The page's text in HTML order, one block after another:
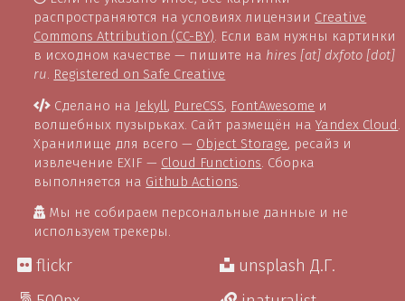
распространяются на условиях лицензии Creative
Commons Attribution (CC-BY). Если вам нужны картинки
в исходном качестве — пишите на hires [at] dxfoto [dot]
ru. Registered on Safe Creative
Сделано на Jekyll, PureCSS, FontAwesome и
волшебных пузырьках. Сайт размещён наYandex Cloud
Хранилище для всего — Object Storage, ресайз и
извлечение EXIF — Cloud Functions . Сборка
выполняется на Github Actions
Мы не собираем персональные данные и не
используем трекеры.
flickr
unsplash Д.Г.